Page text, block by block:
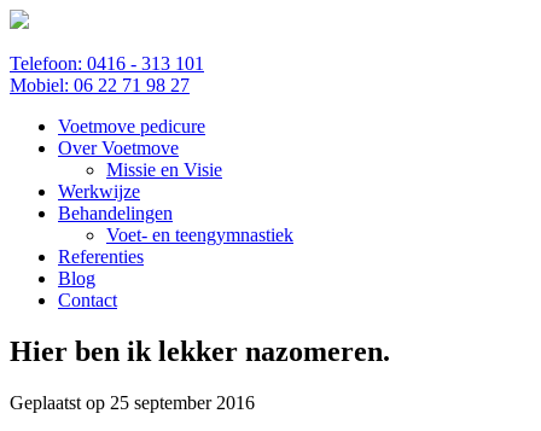
Telefoon: 0416 - 313 101
Mobiel: 06 22 71 98 27
Voetmove pedicure
Over Voetmove
Missie en Visie
Werkwijze
Behandelingen
Voet- en teengymnastiek
Referenties
Blog
Contact
Hier ben ik lekker nazomeren.
Geplaatst op 25 september 2016